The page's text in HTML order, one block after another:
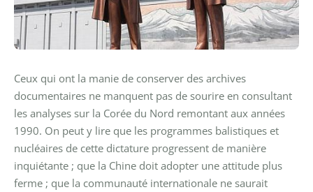
Ceux qui ont la manie de conserver des archives
documentaires ne manquent pas de sourire en consultant
les analyses sur la Corée du Nord remontant aux années
1990. On peut y lire que les programmes balistiques et
nucléaires de cette dictature progressent de manière
inquiétante ; que la Chine doit adopter une attitude plus
ferme ; que la communauté internationale ne saurait